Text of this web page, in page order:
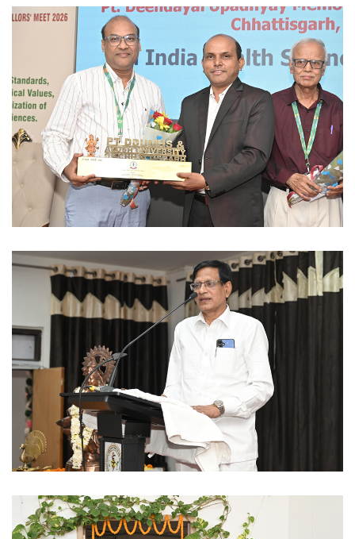
Ayush University CG
Ayush University CG